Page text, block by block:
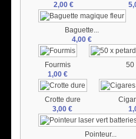
2,00 €
Baguette...
4,00 €
Fourmis
1,00 €
50
Crotte dure
3,00 €
Pointeur...